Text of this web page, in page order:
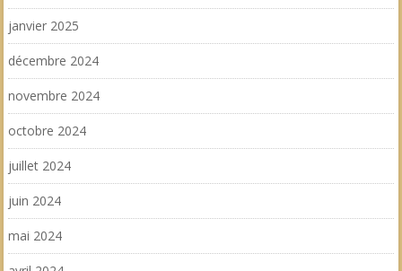
janvier 2025
décembre 2024
novembre 2024
octobre 2024
juillet 2024
juin 2024
mai 2024